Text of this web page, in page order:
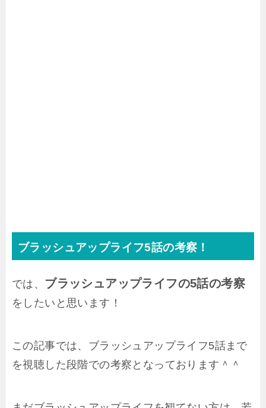
ブラッシュアップライフ5話の考察！
では、 ブラッシュアップライフの5話の考察
をしたいと思います！
この記事では、ブラッシュアップライフ5話まで
を視聴した段階での考察となっております＾＾